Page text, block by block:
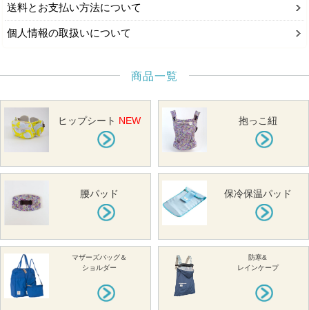
送料とお支払い方法について
個人情報の取扱いについて
商品一覧
ヒップシート NEW 抱っこ紐
腰パッド 保冷保温パッド
マザーズバッグ＆
ショルダー
防寒&
レインケープ